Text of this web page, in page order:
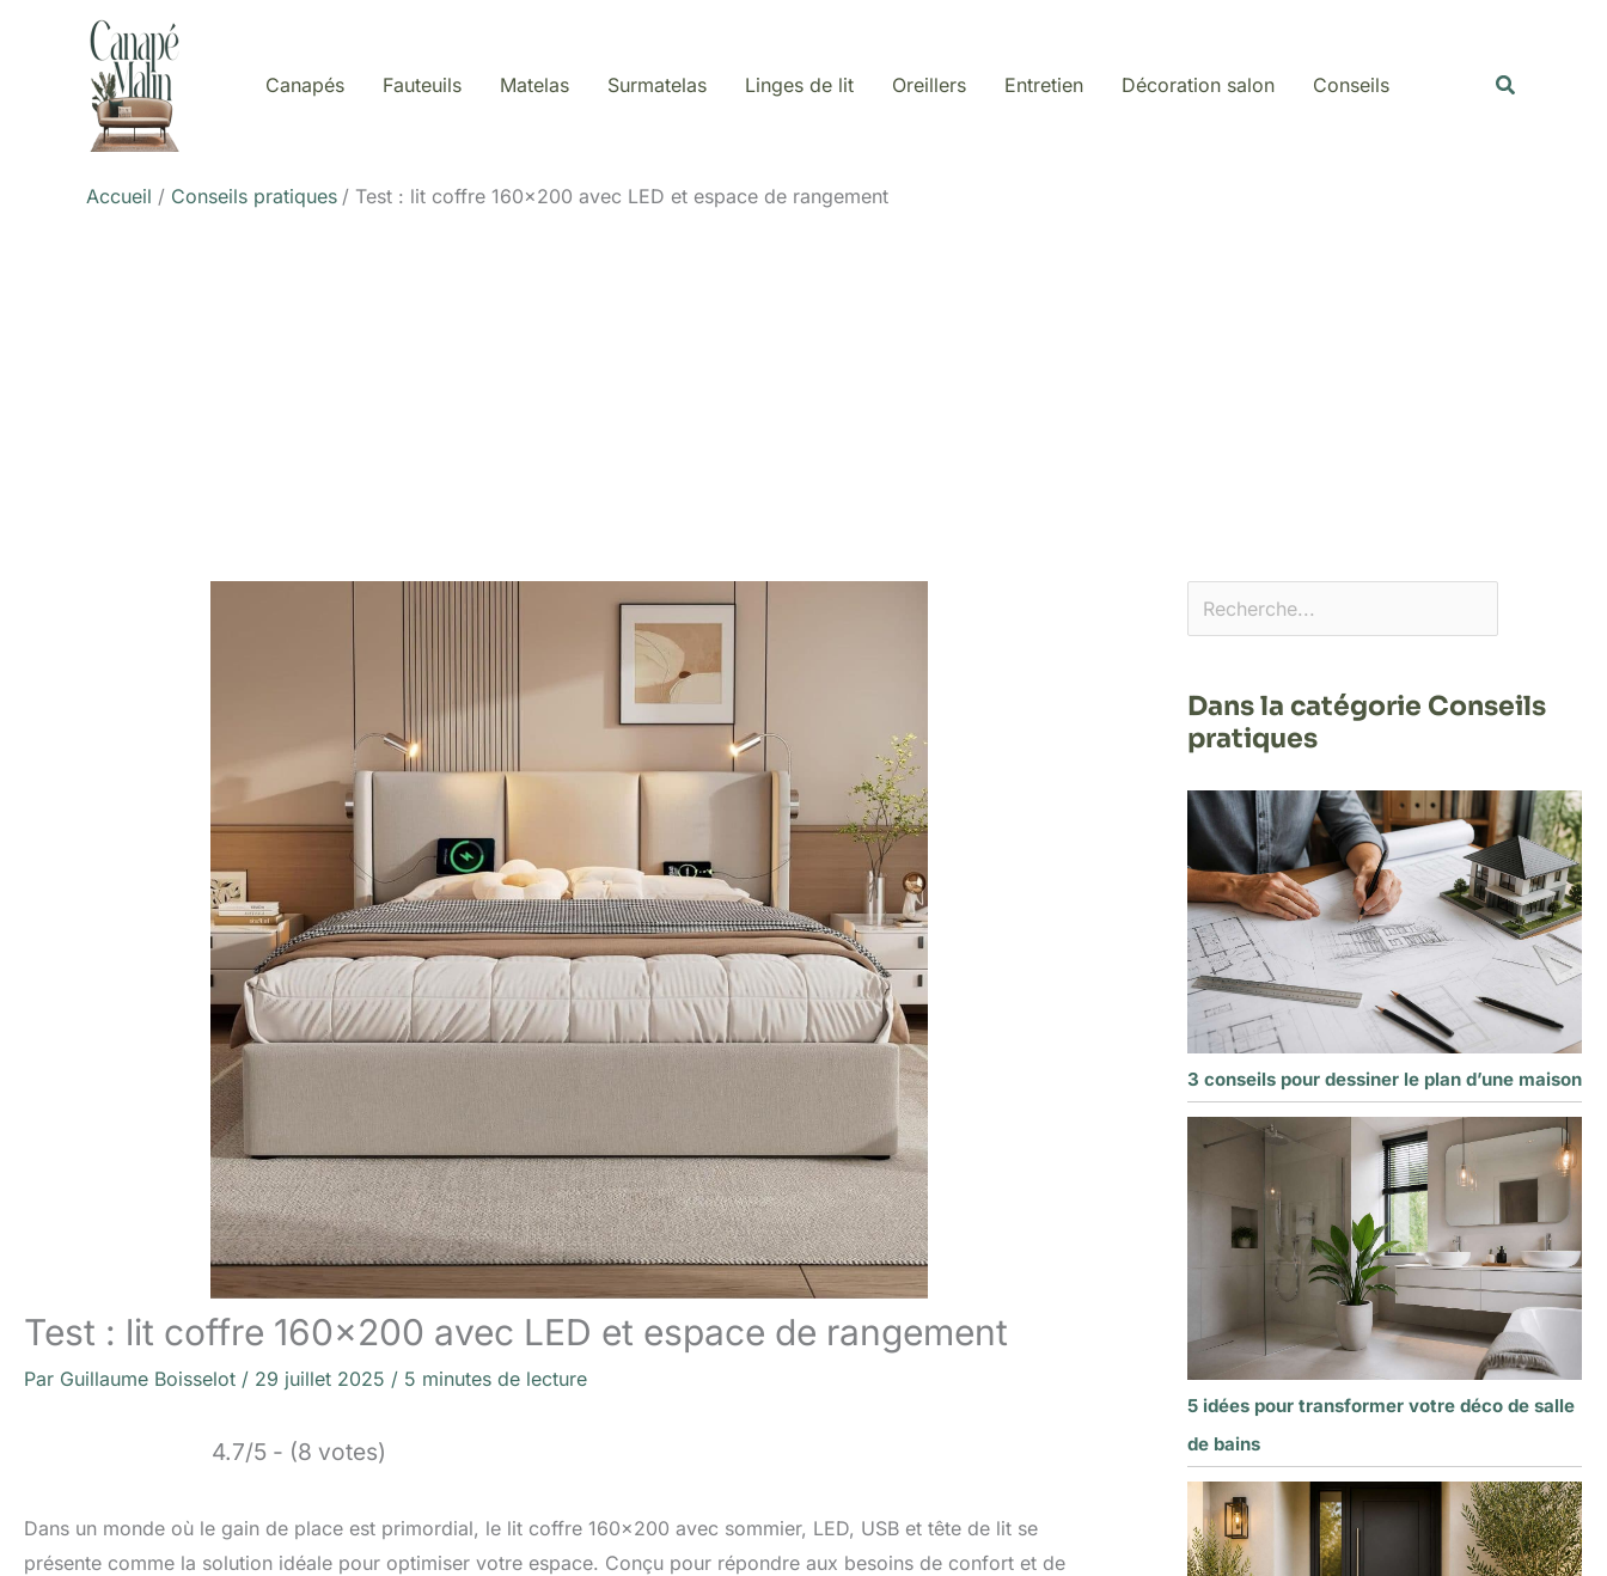
Canapés Fauteuils Matelas Surmatelas Linges de lit Oreillers Entretien Décoration salon Conseils
Accueil Conseils pratiques Test : lit coffre 160×200 avec LED et espace de rangement
Test : lit coffre 160×200 avec LED et espace de rangement
Par Guillaume Boisselot / 29 juillet 2025 / 5 minutes de lecture
4.7/5 - (8 votes)
Dans un monde où le gain de place est primordial, le lit coffre 160×200 avec sommier, LED, USB et tête de lit se
présente comme la solution idéale pour optimiser votre espace. Conçu pour répondre aux besoins de confort et de
Dans la catégorie Conseils
pratiques
3 conseils pour dessiner le plan d’une maison
5 idées pour transformer votre déco de salle
de bains